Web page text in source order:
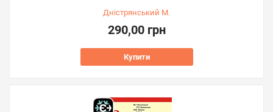
Дністрянський М.
290,00 грн
Купити